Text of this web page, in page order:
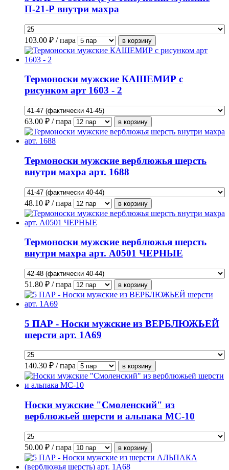
П-21-Р внутри махра
103.00 ₽ / пара
Термоноски мужские КАШЕМИР с
рисунком арт 1603 - 2
63.00 ₽ / пара
Термоноски мужские верблюжья шерсть
внутри махра арт. 1688
48.10 ₽ / пара
Термоноски мужские верблюжья шерсть
внутри махра арт. А0501 ЧЕРНЫЕ
51.80 ₽ / пара
5 ПАР - Носки мужские из ВЕРБЛЮЖЬЕЙ
шерсти арт. 1А69
140.30 ₽ / пара
Носки мужские "Смоленский" из
верблюжьей шерсти и альпака МС-10
50.00 ₽ / пара